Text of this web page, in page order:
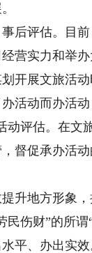
评估。目前
营实力和举
开展文旅活
活动而办活
评估。在文
督促承办活
地方形象，
伤财”的所
平、办出实效